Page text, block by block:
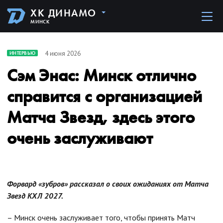
ХК ДИНАМО
МИНСК
ИНТЕРВЬЮ 4 июня 2026
Сэм Энас: Минск отлично
справится с организацией
Матча Звезд, здесь этого
очень заслуживают
Форвард «зубров» рассказал о своих ожиданиях от Матча
Звезд КХЛ 2027.
– Минск очень заслуживает того, чтобы принять Матч